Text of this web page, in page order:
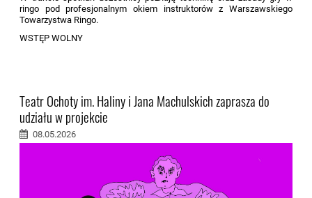
ringo pod profesjonalnym okiem instruktorów z Warszawskiego
Towarzystwa Ringo.
WSTĘP WOLNY
Teatr Ochoty im. Haliny i Jana Machulskich zaprasza do
udziału w projekcie
08.05.2026